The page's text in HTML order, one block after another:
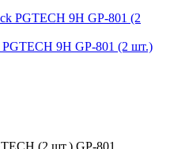
PGTECH 9H GP-801 (2 шт.)
(2 шт.) GP-801